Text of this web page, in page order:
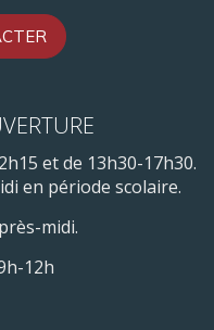
et de 13h30-17h30.
en période scolaire.
midi.
12h